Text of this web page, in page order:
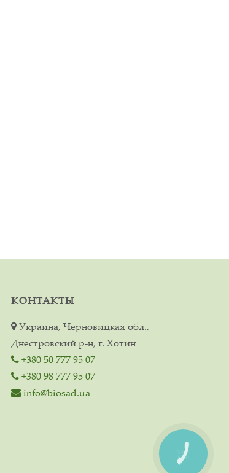
КОНТАКТЫ
Украина, Черновицкая обл.,
Днестровский р-н, г. Хотин
+380 50 777 95 07
+380 98 777 95 07
info@biosad.ua
КНОПКА
СВЯЗИ